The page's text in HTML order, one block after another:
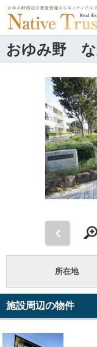
おゆみ野 な
所在地
施設周辺の物件